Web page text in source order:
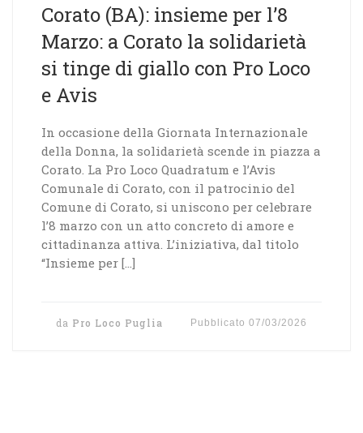
Corato (BA): insieme per l’8
Marzo: a Corato la solidarietà
si tinge di giallo con Pro Loco
e Avis
​In occasione della Giornata Internazionale
della Donna, la solidarietà scende in piazza a
Corato. La Pro Loco Quadratum e l’Avis
Comunale di Corato, con il patrocinio del
Comune di Corato, si uniscono per celebrare
l’8 marzo con un atto concreto di amore e
cittadinanza attiva. L’iniziativa, dal titolo
“Insieme per […]
da Pro Loco Puglia Pubblicato07/03/2026